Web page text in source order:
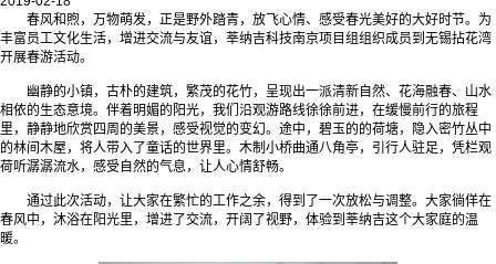
春风和煦，万物萌发，正是野外踏青，放飞心情、感受春光美好的大好时节。为
丰富员工文化生活，增进交流与友谊，莘纳吉科技南京项目组组织成员到无锡拈花湾
开展春游活动。
幽静的小镇，古朴的建筑，繁茂的花竹，呈现出一派清新自然、花海融春、山水
相依的生态意境。伴着明媚的阳光，我们沿观游路线徐徐前进，在缓慢前行的旅程
里，静静地欣赏四周的美景，感受视觉的变幻。途中，碧玉的的荷塘，隐入密竹丛中
的林间木屋，将人带入了童话的世界里。木制小桥曲通八角亭，引行人驻足，凭栏观
荷听潺潺流水，感受自然的气息，让人心情舒畅。
通过此次活动，让大家在繁忙的工作之余，得到了一次放松与调整。大家徜佯在
春风中，沐浴在阳光里，增进了交流，开阔了视野，体验到莘纳吉这个大家庭的温
暖。